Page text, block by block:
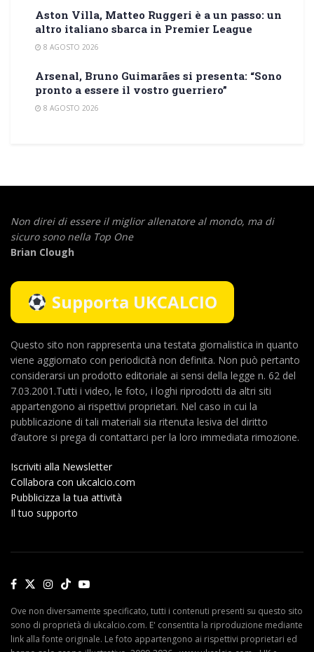
Aston Villa, Matteo Ruggeri è a un passo: un
altro italiano sbarca in Premier League
8 AGOSTO 2026
Arsenal, Bruno Guimarães si presenta: “Sono
pronto a essere il vostro guerriero”
8 AGOSTO 2026
Non direi di essere il miglior allenatore al mondo, ma di
sicuro sono nella Top One
Brian Clough
Supporta UKCALCIO
Questo sito non rappresenta una testata giornalistica in quanto
viene aggiornato con periodicità non definita. Non può pertanto
considerarsi un prodotto editoriale ai sensi della legge n. 62 del
7.03.2001.Tutti i video, le foto, i loghi riprodotti da altri siti
appartengono ai rispettivi proprietari. Nel caso in cui la
pubblicazione di tali materiali sia ritenuta lesiva del diritto
d’autore si prega di contattarci per la loro immediata rimozione.
Iscriviti alla Newsletter
Collabora con ukcalcio.com
Pubblicizza la tua attività
Il tuo supporto
Ove non diversamente specificato, tutti i contenuti presenti su questo sito
sono di proprietà di ukcalcio.com. E' consentita la riproduzione mediante
link alla fonte originale. Le foto appartengono ai rispettivi proprietari ed